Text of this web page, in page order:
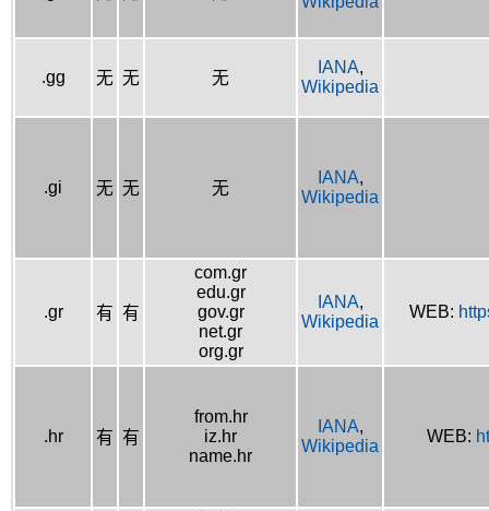
.gg 无 无 无
IANA,
Wikipedia
.gi 无 无 无
IANA,
Wikipedia
.gr 有 有
com.gr
edu.gr
gov.gr
net.gr
org.gr
IANA,
Wikipedia
WEB:
.hr 有 有
from.hr
iz.hr
name.hr
IANA,
Wikipedia
WEB: